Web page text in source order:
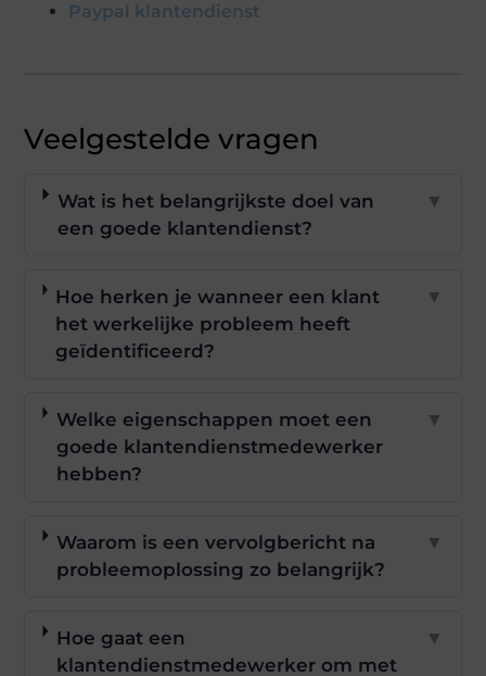
Paypal klantendienst
Veelgestelde vragen
Wat is het belangrijkste doel van
een goede klantendienst?
▼
Hoe herken je wanneer een klant
het werkelijke probleem heeft
geïdentificeerd?
▼
Welke eigenschappen moet een
goede klantendienstmedewerker
hebben?
▼
Waarom is een vervolgbericht na
probleemoplossing zo belangrijk?
▼
Hoe gaat een
klantendienstmedewerker om met
▼